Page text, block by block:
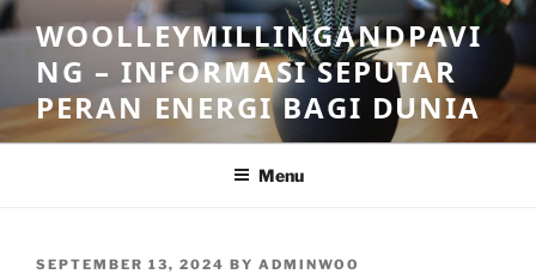
Skip
to
content
WOOLLEYMILLINGANDPAVI
NG – INFORMASI SEPUTAR
PERAN ENERGI BAGI DUNIA
Menu
POSTED
SEPTEMBER 13, 2024 BY ADMINWOO